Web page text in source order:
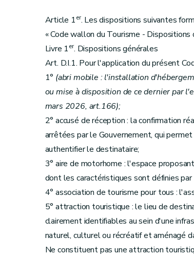
Art. 14
Art. 15
Section 4
Dispositions
Art. 16
Art. 17
Art. 18
Art. 19
Art. 20
Art. 21
Section 5
Dispositions
Art. 22
Art. 23
Art. 24
Art. 25
Art. 26
Art. 27
Section 6
Dispositions
Article 1er. Les dispositions suivantes
« Code wallon du Tourisme -
Livre 1er. Dispositions générales
Art. D.I.1. Pour l'application du présent
1° (abri mobile : l'installation
ou mise à disposition de ce dernier par
mars 2026, art.166);
2° accusé de réception : la confirmation
arrêtées par le Gouvernement, qui
authentifier le destinataire;
3° aire de motorhome : l'espace
dont les caractéristiques sont définies
4° association de tourisme pour tous :
5° attraction touristique : le lieu de
clairement identifiables au sein d'une
naturel, culturel ou récréatif et aménagé
Ne constituent pas une attraction